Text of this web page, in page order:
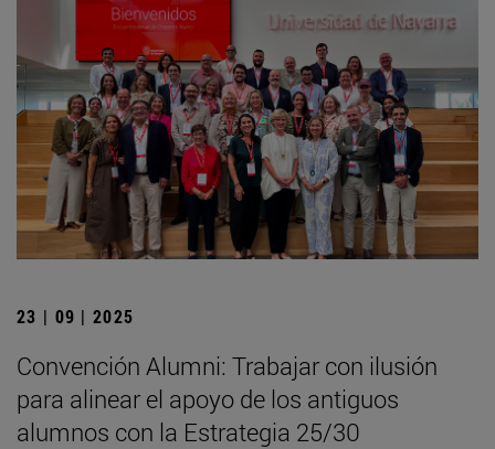
23 | 09 | 2025
Convención Alumni: Trabajar con ilusión
para alinear el apoyo de los antiguos
alumnos con la Estrategia 25/30